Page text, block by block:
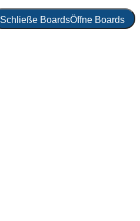
Schließe BoardsÖffne Boards